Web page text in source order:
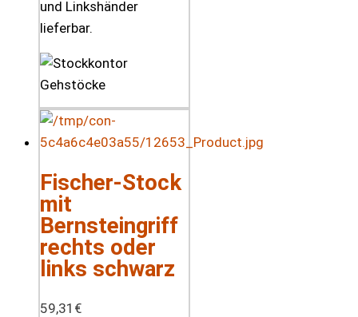
und Linkshänder
lieferbar.
Fischer-Stock
mit
Bernsteingriff
rechts oder
links schwarz
59,31 €